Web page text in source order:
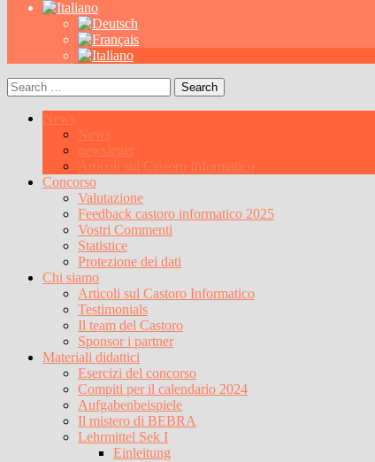
Search
for:
News
News
newsletter
Articoli sul Castoro Informatico
Concorso
Valutazione
Feedback castoro informatico 2025
Vostri Commenti
Statistice
Protezione dei dati
Chi siamo
Articoli sul Castoro Informatico
Testimonials
Il team del Castoro
Sponsor i partner
Materiali didattici
Esercizi del concorso
Compiti per il calendario 2024
Aufgabenbeispiele
Il mistero di BEBRA
Lehrmittel Sek I
Einleitung